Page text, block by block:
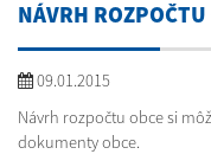
NÁVRH ROZPOČTU
09.01.2015
Návrh rozpočtu obce si
dokumenty obce.